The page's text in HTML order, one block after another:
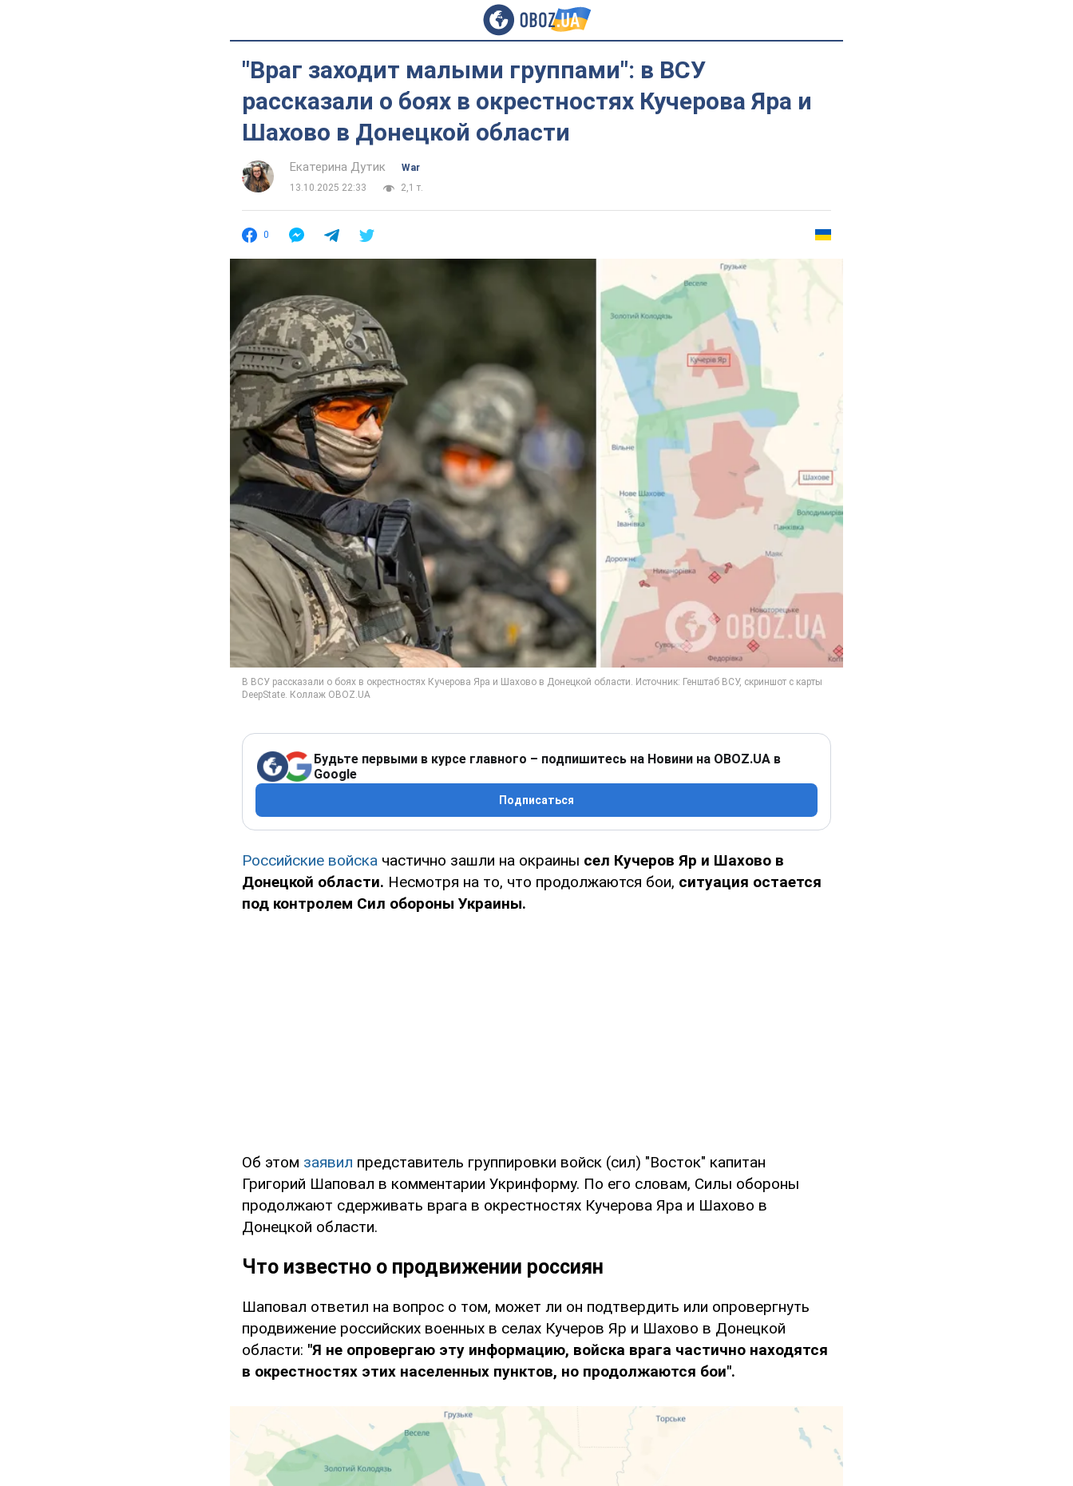
"Враг заходит малыми группами": в ВСУ
рассказали о боях в окрестностях Кучерова Яра и
Шахово в Донецкой области
Екатерина Дутик
War
13.10.2025 22:33
2,1 т.
0
Будьте первыми в курсе главного – подпишитесь на Новини на OBOZ.UA в
Google
Подписаться
Российские войска частично зашли на окраины сел Кучеров Яр и Шахово в
Донецкой области. Несмотря на то, что продолжаются бои, ситуация остается
под контролем Сил обороны Украины.
Об этом заявил представитель группировки войск (сил) "Восток" капитан
Григорий Шаповал в комментарии Укринформу. По его словам, Силы обороны
продолжают сдерживать врага в окрестностях Кучерова Яра и Шахово в
Донецкой области.
Что известно о продвижении россиян
Шаповал ответил на вопрос о том, может ли он подтвердить или опровергнуть
продвижение российских военных в селах Кучеров Яр и Шахово в Донецкой
области: "Я не опровергаю эту информацию, войска врага частично находятся
в окрестностях этих населенных пунктов, но продолжаются бои".